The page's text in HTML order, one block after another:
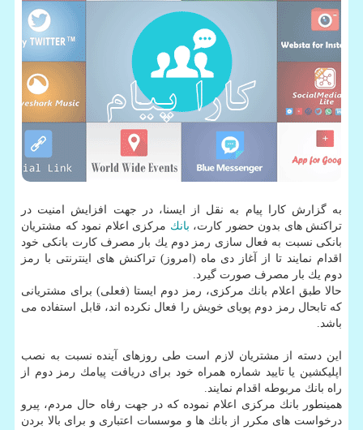
به گزارش كارا پیام به نقل از ایسنا، در جهت افزایش امنیت در
تراكنش های بدون حضور كارت، بانك مركزی اعلام نمود كه مشتریان
بانكی نسبت به فعال سازی رمز دوم یك بار مصرف كارت بانكی خود
اقدام نمایند تا از آغاز دی ماه (امروز) تراكنش های اینترنتی با رمز
دوم یك بار مصرف صورت گیرد.
حالا طبق اعلام بانك مركزی، رمز دوم ایستا (فعلی) برای مشتریانی
كه تابحال رمز دوم پویای خویش را فعال نكرده اند، قابل استفاده می
باشد.
این دسته از مشتریان لازم است طی روزهای آینده نسبت به نصب
اپلیكشین یا تایید شماره همراه خود برای دریافت پیامك رمز دوم از
راه بانك مربوطه اقدام نمایند.
همینطور بانك مركزی اعلام نموده كه در جهت رفاه حال مردم، پیرو
درخواست های مكرر از بانك ها و موسسات اعتباری و برای بالا بردن